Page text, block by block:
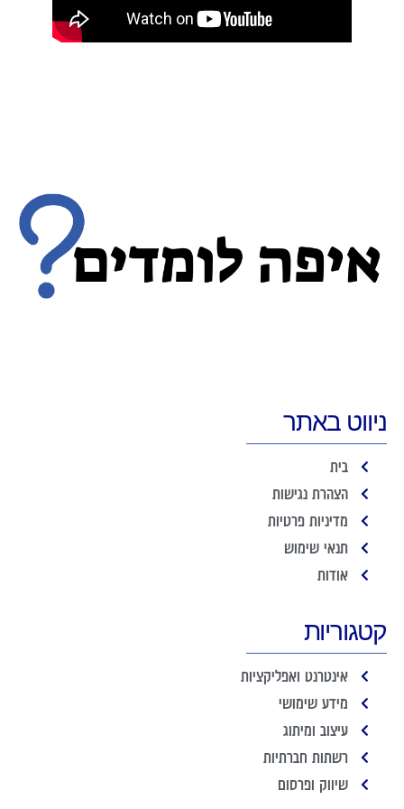
ניווט באתר
בית
הצהרת נגישות
מדיניות פרטיות
תנאי שימוש
אודות
קטגוריות
אינטרנט ואפליקציות
מידע שימושי
עיצוב ומיתוג
רשתות חברתיות
שיווק ופרסום